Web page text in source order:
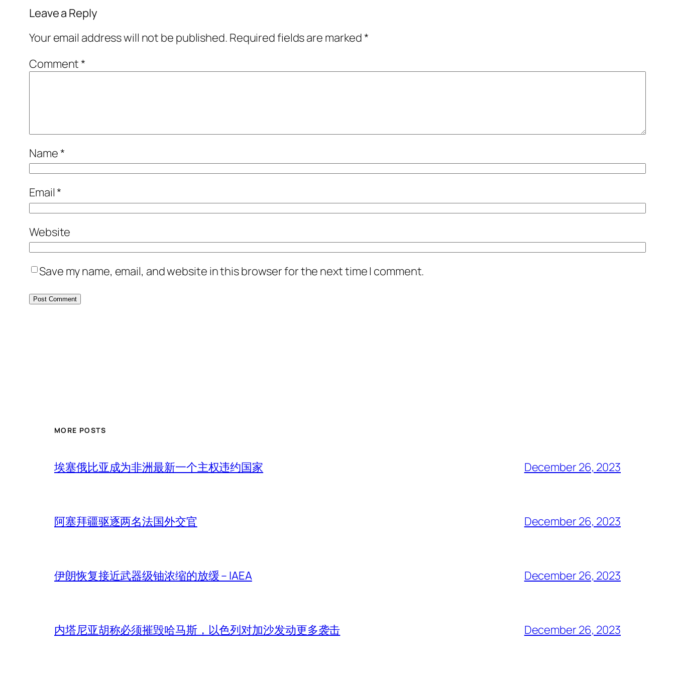
Leave a Reply
Your email address will not be published. Required fields are marked*
Comment*
Name*
Email*
Website
Save my name, email, and website in this browser for the next time I comment.
MORE POSTS
埃塞俄比亚成为非洲最新一个主权违约国家 December 26, 2023
阿塞拜疆驱逐两名法国外交官 December 26, 2023
伊朗恢复接近武器级铀浓缩的放缓 – IAEA December 26, 2023
内塔尼亚胡称必须摧毁哈马斯，以色列对加沙发动更多袭击 December 26, 2023